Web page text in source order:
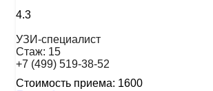
4.3
УЗИ-специалист
Стаж: 15
+7 (499) 519-38-52
Стоимость приема: 1600